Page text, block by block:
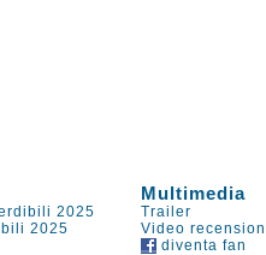
Multimedia
2025 Trailer
2025 Video
diventa fan